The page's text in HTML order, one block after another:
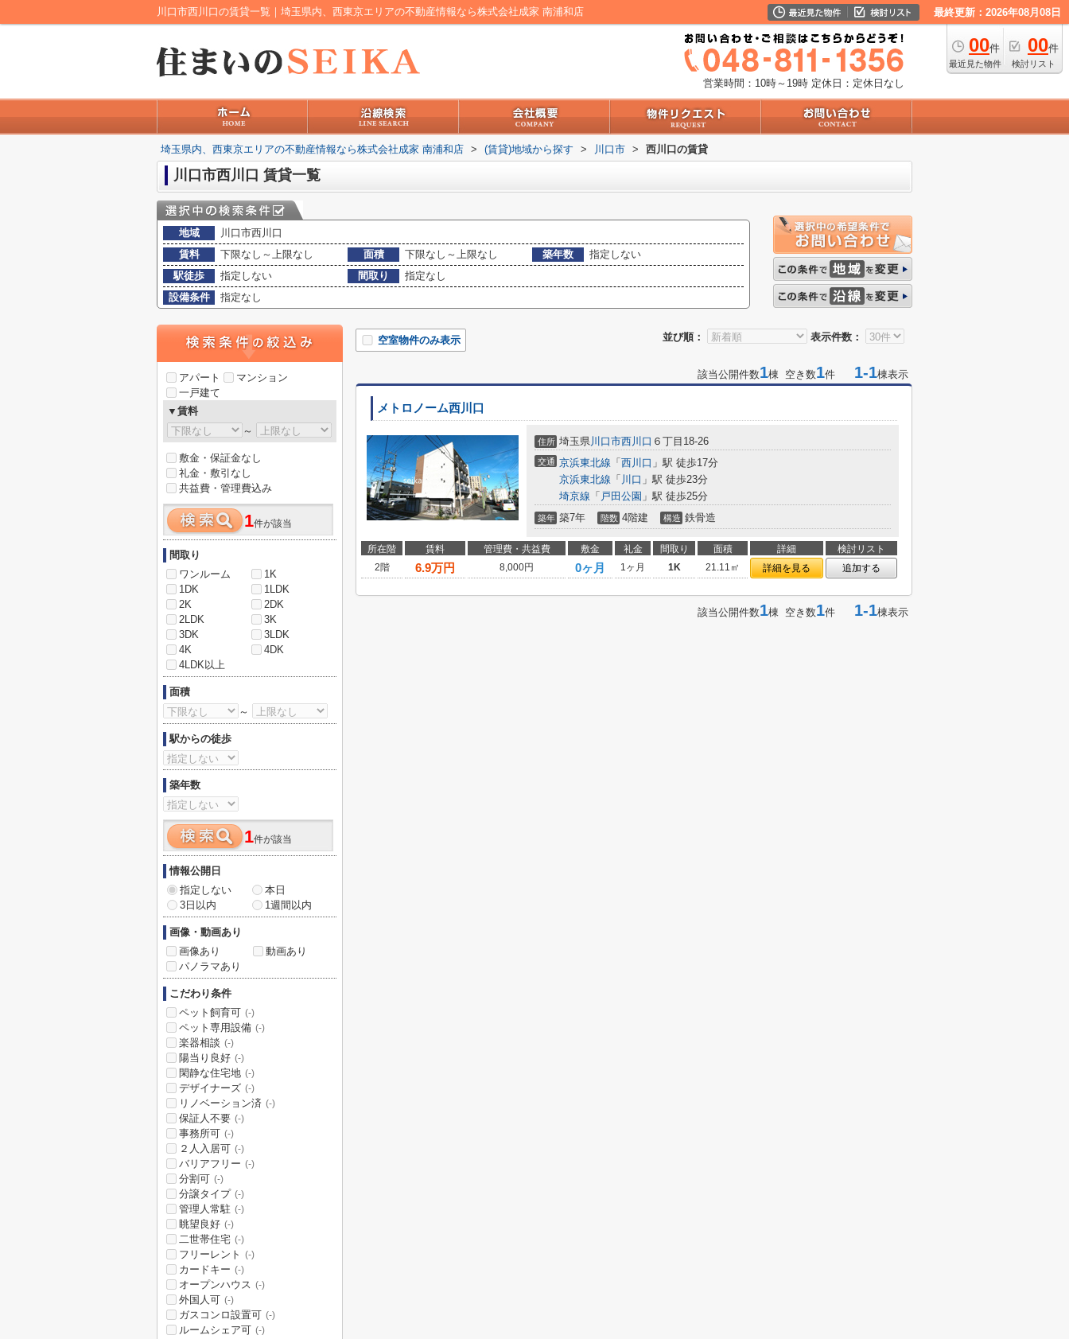
川口市西川口の賃貸一覧｜埼玉県内、西東京エリアの不動産情報なら株式会社成家 南浦和店 最終更新：2026年08月08日
00件
最近見た物件
00件
検討リスト
営業時間：10時～19時 定休日：定休日なし
埼玉県内、西東京エリアの不動産情報なら株式会社成家 南浦和店 > (賃貸)地域から探す > 川口市 > 西川口の賃貸
川口市西川口 賃貸一覧
地域
川口市西川口
賃料
下限なし～上限なし 面積 下限なし～上限なし 築年数
指定しない
駅徒歩
指定しない 間取り
指定なし
設備条件
指定なし
並び順： 表示件数：
空室物件のみ表示
該当公開件数1棟 空き数1件 1-1棟表示
メトロノーム西川口
住所 埼玉県川口市西川口 ６丁目18-26
交通 京浜東北線 「 西川口 」駅 徒歩17分
京浜東北線 「 川口 」駅 徒歩23分
埼京線 「 戸田公園 」駅 徒歩25分
築年 築7年 階数 4階建 構造 鉄骨造
所在階 賃料 管理費・共益費 敷金 礼金 間取り 面積 詳細
検討リスト
2階
6.9万円 8,000円 0ヶ月 1ヶ月 1K 21.11㎡ 詳細を見る 追加する
該当公開件数1棟 空き数1件 1-1棟表示
アパート
マンション
一戸建て
▼賃料
～
敷金・保証金なし
礼金・敷引なし
共益費・管理費込み
1件が該当
間取り
ワンルーム
1K
1DK
1LDK
2K
2DK
2LDK
3K
3DK
3LDK
4K
4DK
4LDK以上
面積
～
駅からの徒歩
築年数
1件が該当
情報公開日
指定しない
本日
3日以内
1週間以内
画像・動画あり
画像あり
動画あり
パノラマあり
こだわり条件
ペット飼育可 (-)
ペット専用設備 (-)
楽器相談 (-)
陽当り良好 (-)
閑静な住宅地 (-)
デザイナーズ (-)
リノベーション済 (-)
保証人不要 (-)
事務所可 (-)
２人入居可 (-)
バリアフリー (-)
分割可 (-)
分譲タイプ (-)
管理人常駐 (-)
眺望良好 (-)
二世帯住宅 (-)
フリーレント (-)
カードキー (-)
オープンハウス (-)
外国人可 (-)
ガスコンロ設置可 (-)
ルームシェア可 (-)